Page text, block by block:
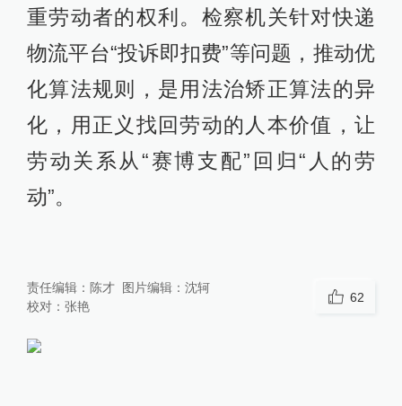
重劳动者的权利。检察机关针对快递
物流平台“投诉即扣费”等问题，推动优
化算法规则，是用法治矫正算法的异
化，用正义找回劳动的人本价值，让
劳动关系从“赛博支配”回归“人的劳
动”。
责任编辑： 陈才 图片编辑： 沈轲
校对： 张艳
62